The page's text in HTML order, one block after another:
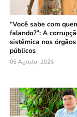
“Você sabe com
falando?”: A
sistêmica nos órgãos
públicos
06 Agosto, 2026